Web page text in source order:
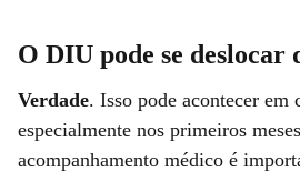
O DIU pode se deslocar
Verdade. Isso pode acontecer em
especialmente nos primeiros
acompanhamento médico é